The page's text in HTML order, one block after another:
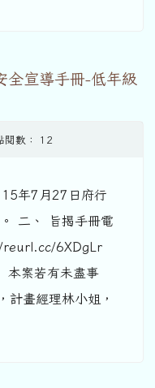
全宣導手冊-低年級
閱數： 12
年7月27日府行
二、 旨揭手冊電
reurl.cc/6XDgLr
本案若有未盡事
計畫經理林小姐，